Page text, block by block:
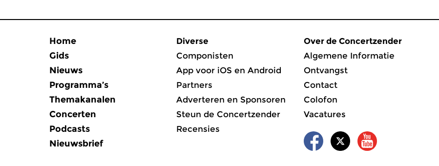
Home
Gids
Nieuws
Programma’s
Themakanalen
Concerten
Podcasts
Nieuwsbrief
Diverse
Componisten
App voor iOS en Android
Partners
Adverteren en Sponsoren
Steun de Concertzender
Recensies
Over de Concertzender
Algemene Informatie
Ontvangst
Contact
Colofon
Vacatures